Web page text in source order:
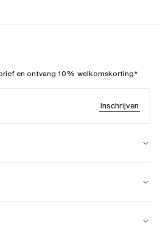
en ontvang 10% welkomskorting.*
Inschrijven